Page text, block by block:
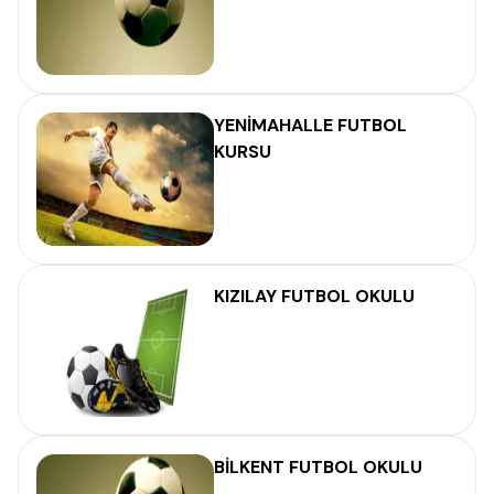
YENİMAHALLE FUTBOL
KURSU
KIZILAY FUTBOL OKULU
BİLKENT FUTBOL OKULU